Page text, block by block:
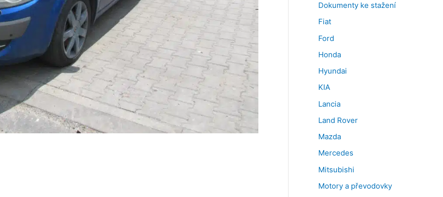
Dokumenty ke stažení
Fiat
Ford
Honda
Hyundai
KIA
Lancia
Land Rover
Mazda
Mercedes
Mitsubishi
Motory a převodovky